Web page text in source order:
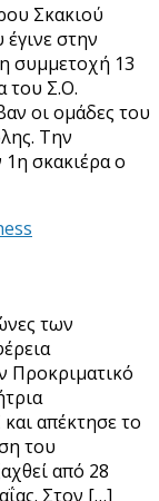
Σκακιού
στην
συμμετοχή 13
του Σ.Ο.
οι ομάδες του
Την
σκακιέρα ο
των
Προκριματικό
απέκτησε το
του
από 28
Στον […]